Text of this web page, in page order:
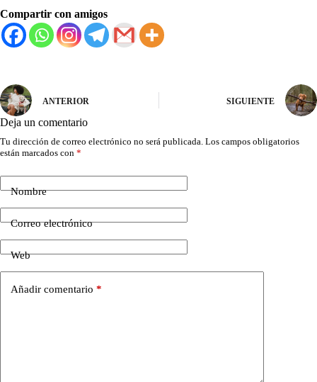
Compartir con amigos
ANTERIOR SIGUIENTE
Deja un comentario
Tu dirección de correo electrónico no será publicada. Los campos obligatorios
están marcados con *
Nombre
Correo electrónico
Web
Añadir comentario *